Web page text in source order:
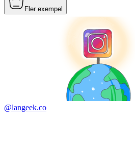
Fler exempel
@langeek.co